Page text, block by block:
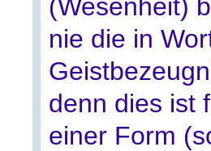
(Wesenheit)
nie die in
denn dies ist
einer Form